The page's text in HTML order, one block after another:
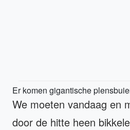
Er komen gigantische
We moeten vandaag en
door de hitte heen